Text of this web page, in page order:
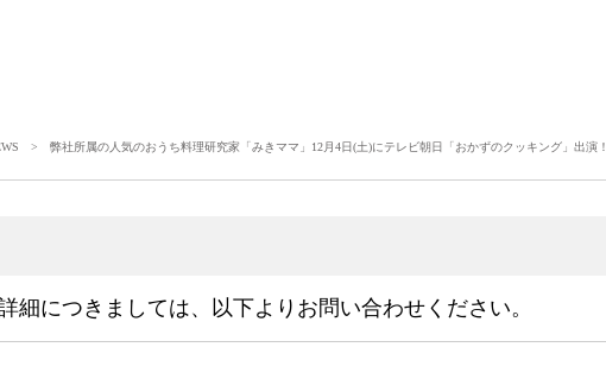
> 弊社所属の人気のおうち料理研究家「みきママ」12月4日(土)にテレビ朝日「おかずのクッキング」出演！
細につきましては、以下よりお問い合わせください。